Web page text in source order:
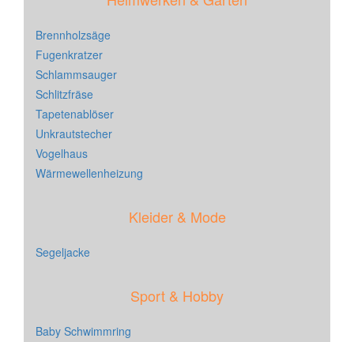
Brennholzsäge
Fugenkratzer
Schlammsauger
Schlitzfräse
Tapetenablöser
Unkrautstecher
Vogelhaus
Wärmewellenheizung
Kleider & Mode
Segeljacke
Sport & Hobby
Baby Schwimmring